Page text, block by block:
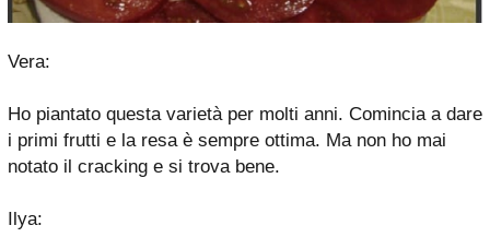
Vera:
Ho piantato questa varietà per molti anni. Comincia a dare
i primi frutti e la resa è sempre ottima. Ma non ho mai
notato il cracking e si trova bene.
Ilya: